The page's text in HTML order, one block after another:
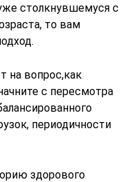
столкнувшемуся с
то вам
на вопрос,как
с пересмотра
периодичности
здорового